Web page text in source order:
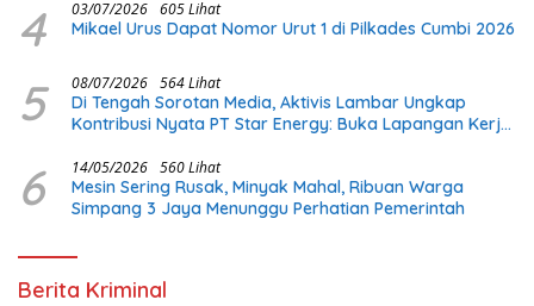
4 03/07/2026 605 Lihat
Mikael Urus Dapat Nomor Urut 1 di Pilkades Cumbi 2026
5 08/07/2026 564 Lihat
Di Tengah Sorotan Media, Aktivis Lambar Ungkap
Kontribusi Nyata PT Star Energy: Buka Lapangan Kerja
6 14/05/2026 560 Lihat
Mesin Sering Rusak, Minyak Mahal, Ribuan Warga
Simpang 3 Jaya Menunggu Perhatian Pemerintah
Berita Kriminal